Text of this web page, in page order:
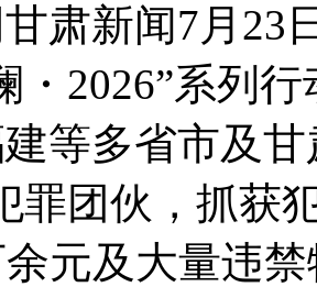
肃新闻7月23
・2026”系列
等多省市及
罪团伙，抓获
元及大量违